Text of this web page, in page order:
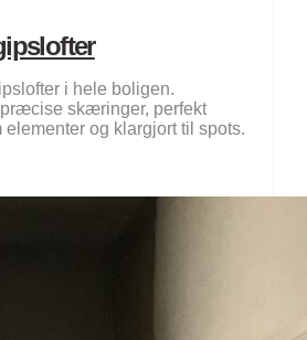
i hele boligen.
skæringer, perfekt
og klargjort til spots.